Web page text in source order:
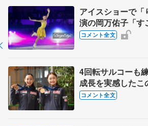
アイスショーで
演の岡万佑子「す
でいっぱい」 ジ
ス】
コメント全文
4回転サルコーも
成長を実感したこ
ア選手権・帰国後
コメント全文